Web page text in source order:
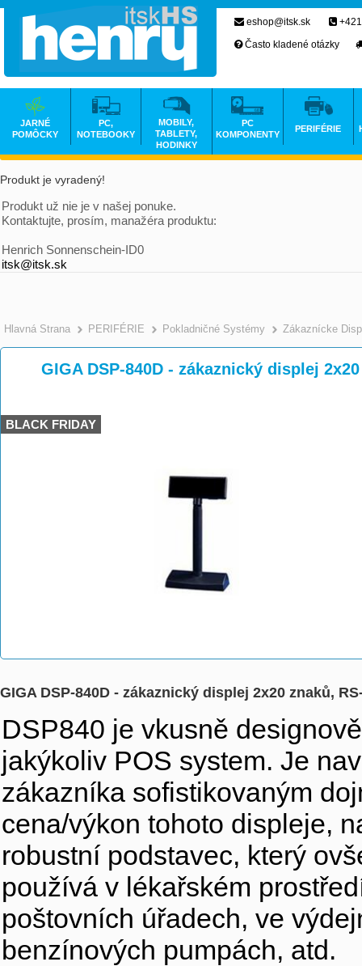
Produkt je vyradený!
Produkt už nie je v našej ponuke.
Kontaktujte, prosím, manažéra produktu:
Henrich Sonnenschein-ID0
itsk@itsk.sk
Hlavná Strana >
PERIFÉRIE >
Pokladničné Systémy Zákaznícke
GIGA DSP-840D - zákaznický displej
BLACK FRIDAY
GIGA DSP-840D - zákaznický displej 2x20 znaků,
DSP840 je vkusně
jakýkoliv POS system. Je
zákazníka sofistikovaným
cena/výkon tohoto displeje,
robustní podstavec, který
používá v lékařském
poštovních úřadech, ve
benzínových pumpách, atd.
eshop@itsk.sk
Často kladené otázky
JARNÉ
POMÔCKY
PC,
NOTEBOOKY
MOBILY,
TABLETY,
HODINKY
PC
KOMPONENTY
PERIFÉRIE